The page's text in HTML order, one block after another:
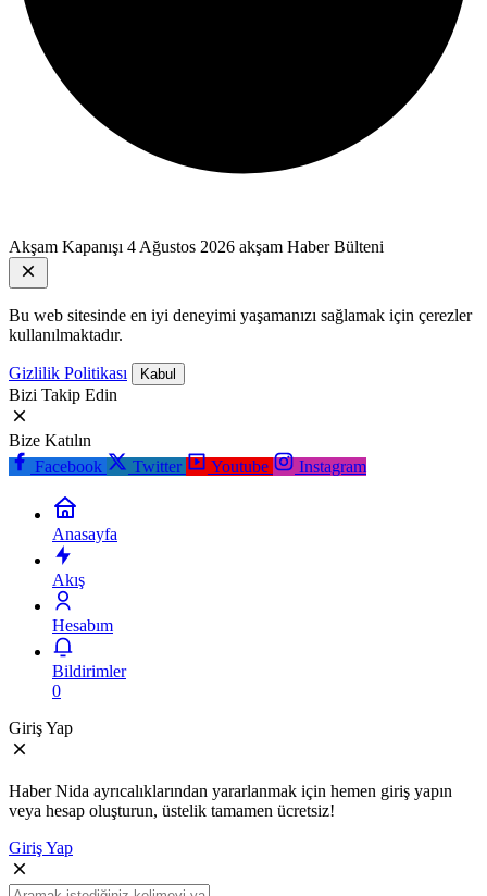
Akşam Kapanışı 4 Ağustos 2026 akşam Haber Bülteni
Bu web sitesinde en iyi deneyimi yaşamanızı sağlamak için çerezler
kullanılmaktadır.
Gizlilik Politikası Kabul
Bizi Takip Edin
Bize Katılın
Facebook
Twitter Youtube Instagram
Anasayfa
Akış
Hesabım
Bildirimler
0
Giriş Yap
Haber Nida ayrıcalıklarından yararlanmak için hemen giriş yapın
veya hesap oluşturun, üstelik tamamen ücretsiz!
Giriş Yap